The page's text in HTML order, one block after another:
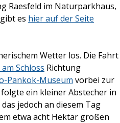
Raesfeld im Naturparkhaus,
es hier auf der Seite
Wetter los. Die Fahrt
Schloss Richtung
Pankok-Museum vorbei zur
folgte ein kleiner Abstecher in
das jedoch an diesem Tag
etwa acht Hektar großen